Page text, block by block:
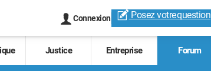
Connexion Posez votrequestion
Justice Entreprise Forum